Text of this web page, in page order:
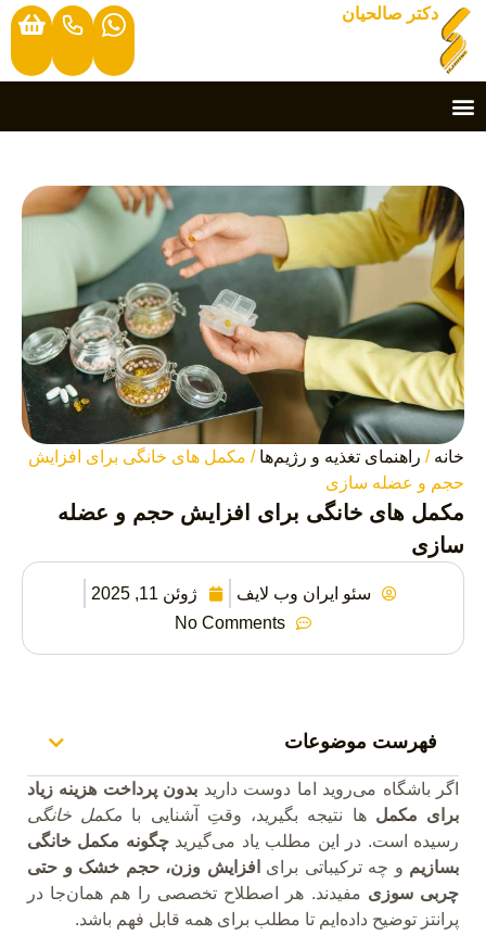
دکتر صالحیان
خانه / راهنمای تغذیه و رژیم‌ها / مکمل‌ های خانگی برای افزایش
حجم و عضله سازی
مکمل‌ های خانگی برای افزایش حجم و عضله
سازی
سئو ایران وب لایف
ژوئن 11, 2025
No Comments
اگر باشگاه می‌روید اما دوست دارید بدون پرداخت هزینه‌ زیاد
برای مکمل ها نتیجه بگیرید، وقتِ آشنایی با مکمل خانگی
رسیده است. در این مطلب یاد می‌گیریدچگونه مکمل خانگی
بسازیم و چه ترکیباتی برای
افزایش وزن، حجم خشک و حتی
چربی سوزی مفیدند. هر اصطلاح تخصصی را هم همان‌جا در
پرانتز توضیح داده‌ایم تا مطلب برای همه قابل فهم باشد.
فهرست موضوعات